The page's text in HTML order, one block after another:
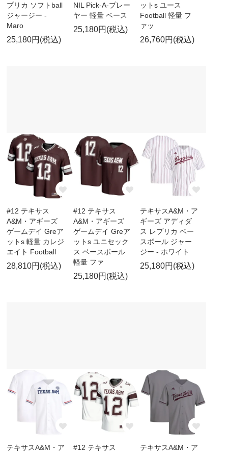
プリカ ソフトball
ジャージー -
Maro
25,180円(税込)
NIL Pick-A-プレー
ヤー 軽量 ベース
25,180円(税込)
ットs ユース
Football 軽量 フ
ァッ
26,760円(税込)
#12 テキサス
A&M・アギーズ
ゲームデイ Greア
ットs 軽量 カレジ
エイト Football
28,810円(税込)
#12 テキサス
A&M・アギーズ
ゲームデイ Greア
ットs ユニセック
ス ベースボール
軽量 ファ
25,180円(税込)
テキサスA&M・ア
ギーズ アディダ
ス レプリカ ベー
スボール ジャー
ジー - ホワイト
25,180円(税込)
テキサスA&M・ア #12 テキサス テキサスA&M・ア